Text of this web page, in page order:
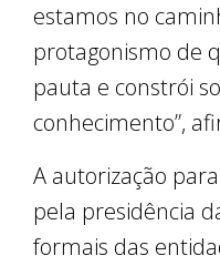
estamos no
protagonismo de
pauta e constrói
conhecimento”,
A autorização
pela presidência
formais das